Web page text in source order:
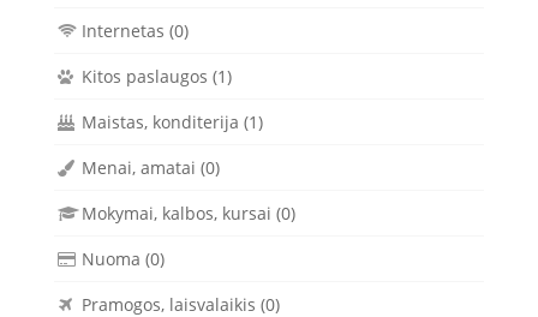
Internetas (0)
Kitos paslaugos (1)
Maistas, konditerija (1)
Menai, amatai (0)
Mokymai, kalbos, kursai (0)
Nuoma (0)
Pramogos, laisvalaikis (0)